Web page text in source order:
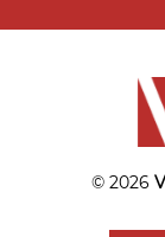
© 2026